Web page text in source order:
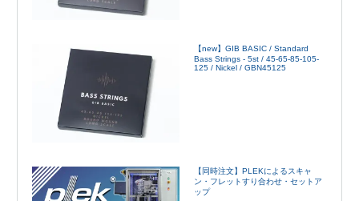
【new】GIB BASIC / Standard
Bass Strings - 5st / 45-65-85-105-
125 / Nickel / GBN45125
【同時注文】PLEKによるスキャ
ン・フレットすり合わせ・セットア
ップ